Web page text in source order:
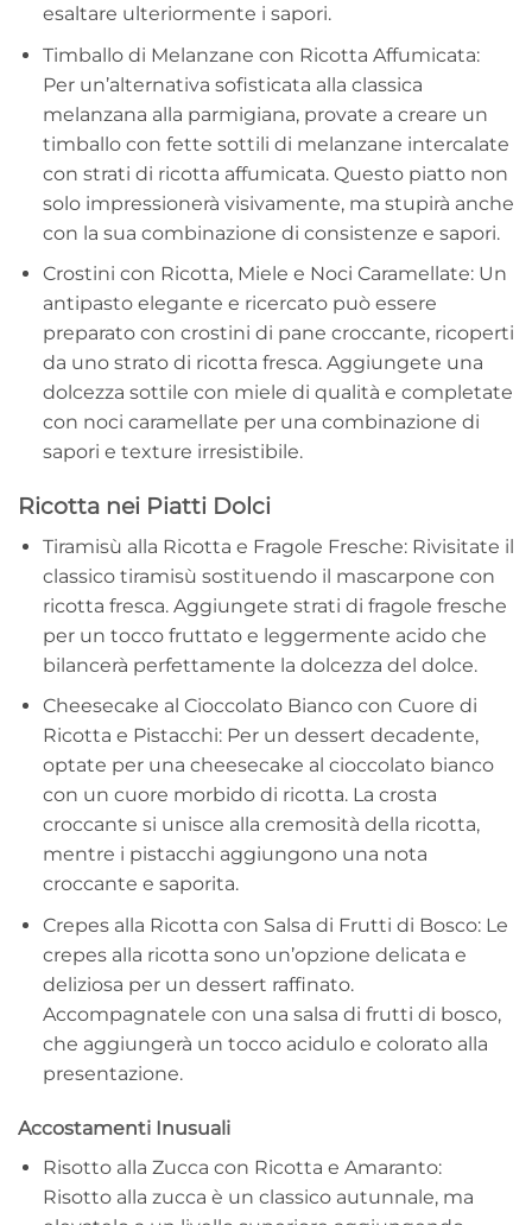
esaltare ulteriormente i sapori.
Timballo di Melanzane con Ricotta Affumicata:
Per un’alternativa sofisticata alla classica
melanzana alla parmigiana, provate a creare un
timballo con fette sottili di melanzane intercalate
con strati di ricotta affumicata. Questo piatto non
solo impressionerà visivamente, ma stupirà anche
con la sua combinazione di consistenze e sapori.
Crostini con Ricotta, Miele e Noci Caramellate: Un
antipasto elegante e ricercato può essere
preparato con crostini di pane croccante, ricoperti
da uno strato di ricotta fresca. Aggiungete una
dolcezza sottile con miele di qualità e completate
con noci caramellate per una combinazione di
sapori e texture irresistibile.
Ricotta nei Piatti Dolci
Tiramisù alla Ricotta e Fragole Fresche: Rivisitate il
classico tiramisù sostituendo il mascarpone con
ricotta fresca. Aggiungete strati di fragole fresche
per un tocco fruttato e leggermente acido che
bilancerà perfettamente la dolcezza del dolce.
Cheesecake al Cioccolato Bianco con Cuore di
Ricotta e Pistacchi: Per un dessert decadente,
optate per una cheesecake al cioccolato bianco
con un cuore morbido di ricotta. La crosta
croccante si unisce alla cremosità della ricotta,
mentre i pistacchi aggiungono una nota
croccante e saporita.
Crepes alla Ricotta con Salsa di Frutti di Bosco: Le
crepes alla ricotta sono un’opzione delicata e
deliziosa per un dessert raffinato.
Accompagnatele con una salsa di frutti di bosco,
che aggiungerà un tocco acidulo e colorato alla
presentazione.
Accostamenti Inusuali
Risotto alla Zucca con Ricotta e Amaranto:
Risotto alla zucca è un classico autunnale, ma